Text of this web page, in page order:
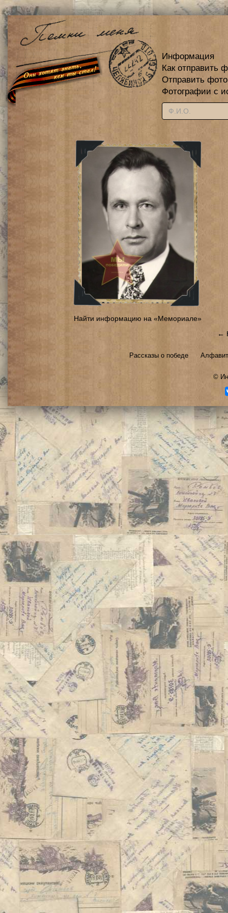
Информация
Как отправить
Отправить
Фотографии с
Найти информацию на «Мемориале»
←
Рассказы о победе
©